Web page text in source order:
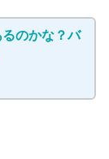
のかな？バ